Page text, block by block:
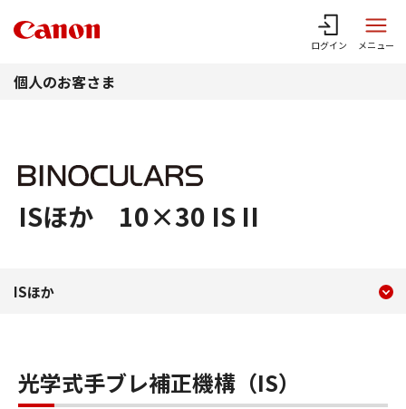
ログイン メニュー
個人のお客さま
ISほか 10×30 IS II
ISほか
光学式手ブレ補正機構（IS）